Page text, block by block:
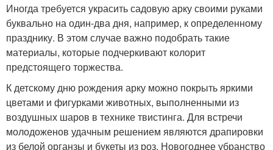
Иногда требуется украсить садовую арку своими руками
буквально на один-два дня, например, к определенному
празднику. В этом случае важно подобрать такие
материалы, которые подчеркивают колорит
предстоящего торжества.
К детскому дню рождения арку можно покрыть яркими
цветами и фигурками животных, выполненными из
воздушных шаров в технике твистинга. Для встречи
молодоженов удачным решением являются драпировки
из белой органзы и букеты из роз. Новогоднее убранство